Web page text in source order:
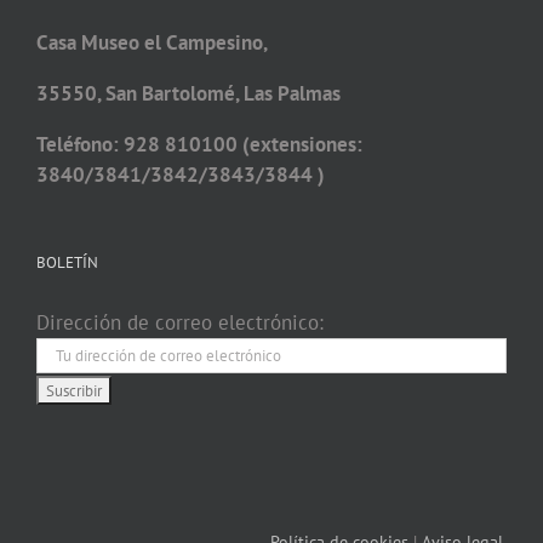
Casa Museo el Campesino,
35550, San Bartolomé, Las Palmas
Teléfono: 928 810100 (extensiones:
3840/3841/3842/3843/3844 )
BOLETÍN
Dirección de correo electrónico: